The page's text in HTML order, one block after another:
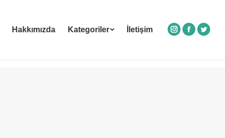
Hakkımızda Kategoriler İletişim
Instagram
Facebook